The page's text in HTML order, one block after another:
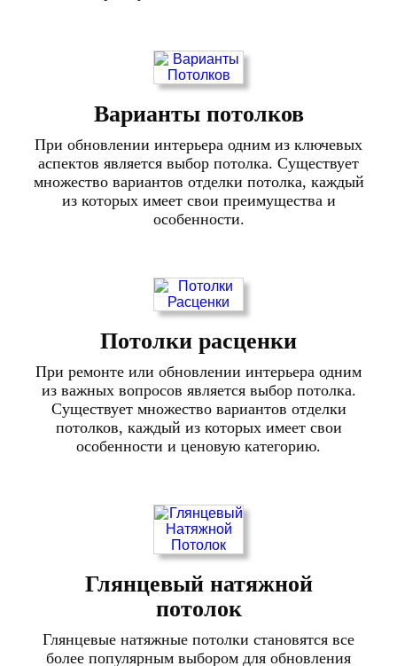
Варианты потолков
При обновлении интерьера одним из ключевых
аспектов является выбор потолка. Существует
множество вариантов отделки потолка, каждый
из которых имеет свои преимущества и
особенности.
Потолки расценки
При ремонте или обновлении интерьера одним
из важных вопросов является выбор потолка.
Существует множество вариантов отделки
потолков, каждый из которых имеет свои
особенности и ценовую категорию.
Глянцевый натяжной
потолок
Глянцевые натяжные потолки становятся все
более популярным выбором для обновления